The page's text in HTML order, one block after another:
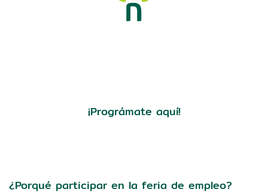
¡Prográmate aquí!
¿Porqué participar en la feria de empleo?